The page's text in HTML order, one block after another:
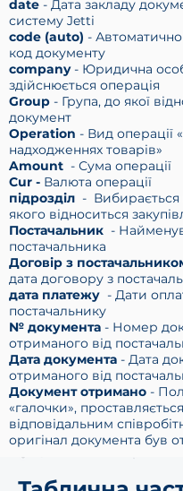
date - Дата закладу
систему Jetti
code (auto) -
код документу
company- Юридична
здійснюється операція
Group - Група, до якої
документ
Operation - Вид операції
надходженнях товарів»
Amount - Сума операції
Cur - Валюта операції
підрозділ - Вибирається
якого відноситься
Постачальник -
постачальника
Договір з
дата договору з
дата платежу - Дати
постачальнику
№ документа - Номер
отриманого від
Дата документа - Дата
отриманого від
Документ отримано -
«галочки», проставляється
відповідальним
оригінал документа був